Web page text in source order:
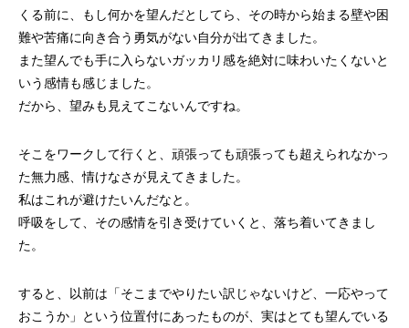
くる前に、もし何かを望んだとしてら、その時から始まる壁や困
難や苦痛に向き合う勇気がない自分が出てきました。
また望んでも手に入らないガッカリ感を絶対に味わいたくないと
いう感情も感じました。
だから、望みも見えてこないんですね。
そこをワークして行くと、頑張っても頑張っても超えられなかっ
た無力感、情けなさが見えてきました。
私はこれが避けたいんだなと。
呼吸をして、その感情を引き受けていくと、落ち着いてきまし
た。
すると、以前は「そこまでやりたい訳じゃないけど、一応やって
おこうか」という位置付にあったものが、実はとても望んでいる